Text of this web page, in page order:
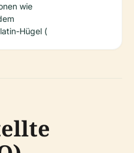
wie
Hügel (